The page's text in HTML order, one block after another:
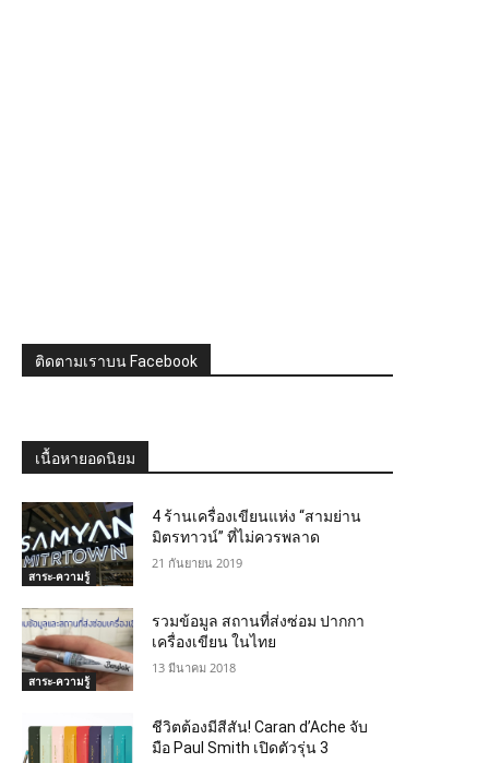
ติดตามเราบน Facebook
เนื้อหายอดนิยม
สาระ-ความรู้
4 ร้านเครื่องเขียนแห่ง “สามย่าน
มิตรทาวน์” ที่ไม่ควรพลาด
21 กันยายน 2019
สาระ-ความรู้
รวมข้อมูล สถานที่ส่งซ่อม ปากกา
เครื่องเขียน ในไทย
13 มีนาคม 2018
ชีวิตต้องมีสีสัน! Caran d’Ache จับ
มือ Paul Smith เปิดตัวรุ่น 3